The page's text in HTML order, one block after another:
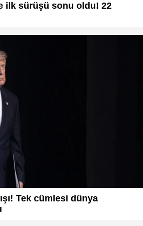
ilk sürüşü sonu oldu! 22
Tek cümlesi dünya